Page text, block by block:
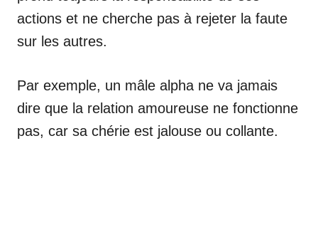
actions et ne cherche pas à rejeter la faute
sur les autres.
Par exemple, un mâle alpha ne va jamais
dire que la relation amoureuse ne fonctionne
pas, car sa chérie est jalouse ou collante.